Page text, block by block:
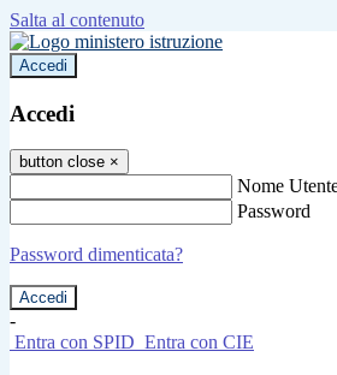
Salta al contenuto
Accedi
Accedi
button close ×
Nome
Password
Password dimenticata?
-
Entra con SPID Entra con CIE